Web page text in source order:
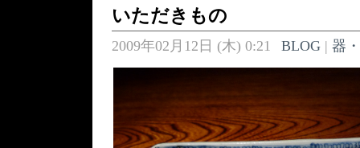
いただきもの
2009年02月12日 (木) 0:21 BLOG| 器